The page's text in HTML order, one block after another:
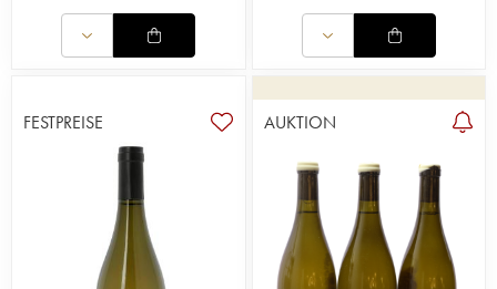
FESTPREISE AUKTION